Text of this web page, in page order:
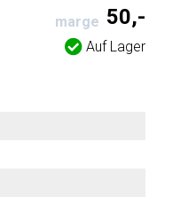
marge 50,-
Auf Lager